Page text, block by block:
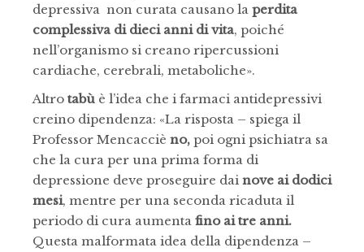
depressiva non curata causano la perdita
complessiva di dieci anni di vita, poiché
nell’organismo si creano ripercussioni
cardiache, cerebrali, metaboliche».
Altro tabù è l’idea che i farmaci antidepressivi
creino dipendenza: «La risposta – spiega il
Professor Mencacciè no, poi ogni psichiatra sa
che la cura per una prima forma di
depressione deve proseguire dai nove ai dodici
mesi, mentre per una seconda ricaduta il
periodo di cura aumenta fino ai tre anni.
Questa malformata idea della dipendenza –